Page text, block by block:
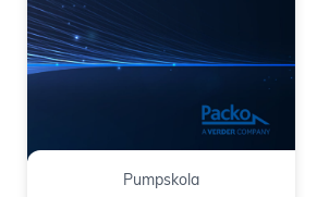
Pumpskola